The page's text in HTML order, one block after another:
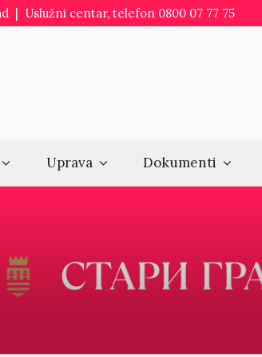
| Uslužni centar, telefon 0800 07 77 75
Uprava Dokumenti